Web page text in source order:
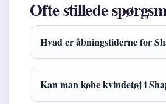
Ofte stillede
Hvad er åbningstiderne for
Kan man købe kvindetøj i